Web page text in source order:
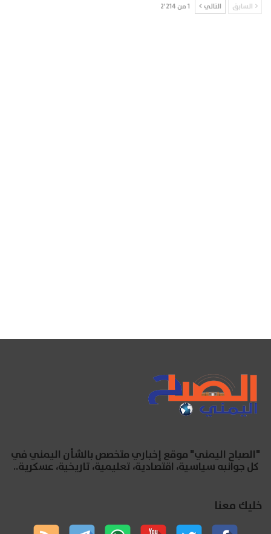
السابق التالي 1 من 2٬214
"الصباح اليمني" موقع إخباري متخصص بالشأن اليمني في
كل جوانبه سياسية، اقتصادية، تعليمية، تاريخية، عسكرية..
خليك معنا